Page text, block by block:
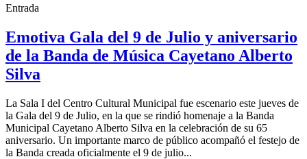
Entrada
Emotiva Gala del 9 de Julio y aniversario
de la Banda de Música Cayetano Alberto
Silva
La Sala I del Centro Cultural Municipal fue escenario este jueves de
la Gala del 9 de Julio, en la que se rindió homenaje a la Banda
Municipal Cayetano Alberto Silva en la celebración de su 65
aniversario. Un importante marco de público acompañó el festejo de
la Banda creada oficialmente el 9 de julio...